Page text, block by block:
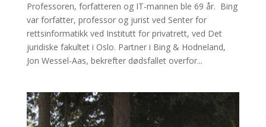
Professoren, forfatteren og IT-mannen ble 69 år. Bing
var forfatter, professor og jurist ved Senter for
rettsinformatikk ved Institutt for privatrett, ved Det
juridiske fakultet i Oslo. Partner i Bing & Hodneland,
Jon Wessel-Aas, bekrefter dødsfallet overfor...